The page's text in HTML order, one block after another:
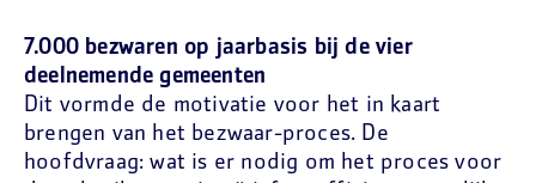
7.000 bezwaren op jaarbasis bij de vier
deelnemende gemeenten
Dit vormde de motivatie voor het in kaart
brengen van het bezwaar-proces. De
hoofdvraag: wat is er nodig om het proces voor